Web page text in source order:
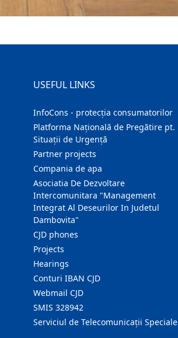
USEFUL LINKS
InfoCons - protecția consumatorilor
Platforma Națională de Pregătire pt.
Situații de Urgență
Partner projects
Compania de apa
Asociatia De Dezvoltare
Intercomunitara "Management
Integrat Al Deseurilor In Judetul
Dambovita"
CJD phones
Projects
Hearings
Conturi IBAN CJD
Webmail CJD
SMIS 328942
Serviciul de Telecomunicații Speciale